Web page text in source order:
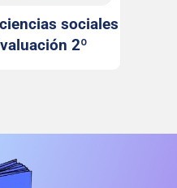
sociales
2º